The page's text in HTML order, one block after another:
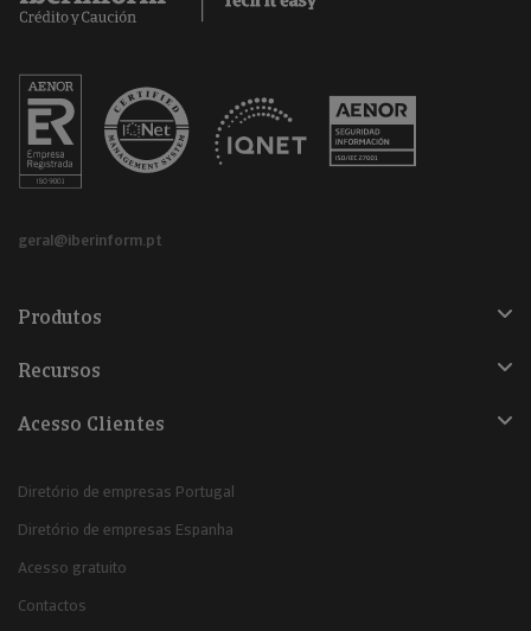
geral@iberinform.pt
Produtos
Recursos
Acesso Clientes
Diretório de empresas Portugal
Diretório de empresas Espanha
Acesso gratuito
Contactos